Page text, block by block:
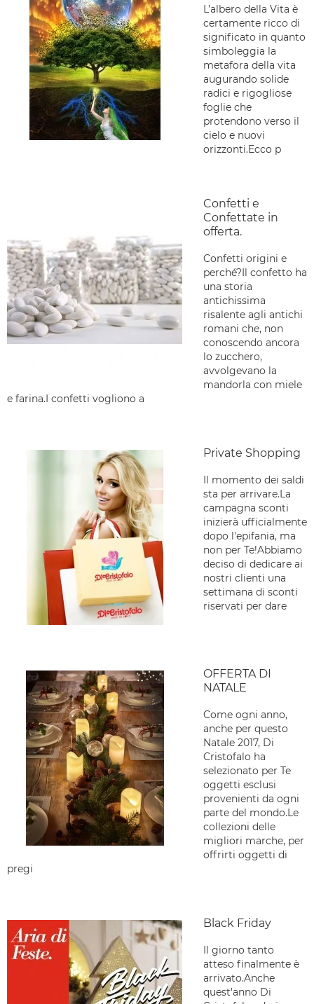
L’albero della Vita è
certamente ricco di
significato in quanto
simboleggia la
metafora della vita
augurando solide
radici e rigogliose
foglie che
protendono verso il
cielo e nuovi
orizzonti.Ecco p
Confetti e
Confettate in
offerta.
Confetti origini e
perché?Il confetto ha
una storia
antichissima
risalente agli antichi
romani che, non
conoscendo ancora
lo zucchero,
avvolgevano la
mandorla con miele
e farina.I confetti vogliono a
Private Shopping
Il momento dei saldi
sta per arrivare.La
campagna sconti
inizierà ufficialmente
dopo l'epifania, ma
non per Te!Abbiamo
deciso di dedicare ai
nostri clienti una
settimana di sconti
riservati per dare
OFFERTA DI
NATALE
Come ogni anno,
anche per questo
Natale 2017, Di
Cristofalo ha
selezionato per Te
oggetti esclusi
provenienti da ogni
parte del mondo.Le
collezioni delle
migliori marche, per
offrirti oggetti di
pregi
Black Friday
Il giorno tanto
atteso finalmente è
arrivato.Anche
quest'anno Di